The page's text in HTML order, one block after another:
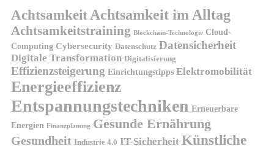
AchtsamkeitAchtsamkeit im Alltag
Achtsamkeitstraining Blockchain-Technologie Cloud-
Computing Cybersecurity Datenschutz Datensicherheit
Digitale Transformation Digitalisierung
Effizienzsteigerung Einrichtungstipps Elektromobilität
Energieeffizienz
Entspannungstechniken Erneuerbare
Energien Finanzplanung Gesunde Ernährung
Gesundheit Industrie 4.0 IT-Sicherheit Künstliche